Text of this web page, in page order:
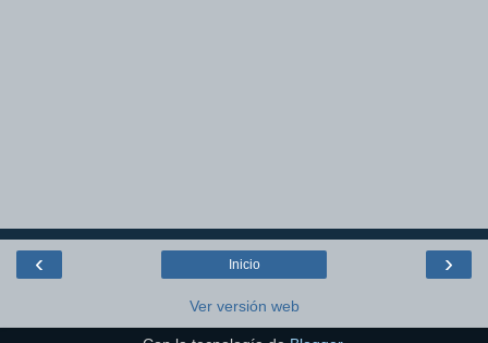
‹ ›
Inicio
Ver versión web